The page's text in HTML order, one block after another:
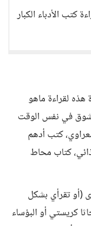
كتب الأدباء الكبار
لقراءة ماهو
في نفس الوقت
كتب أدهم
كتاب محاط
(أو تقرأي بشكل
كريستي أو البؤساء